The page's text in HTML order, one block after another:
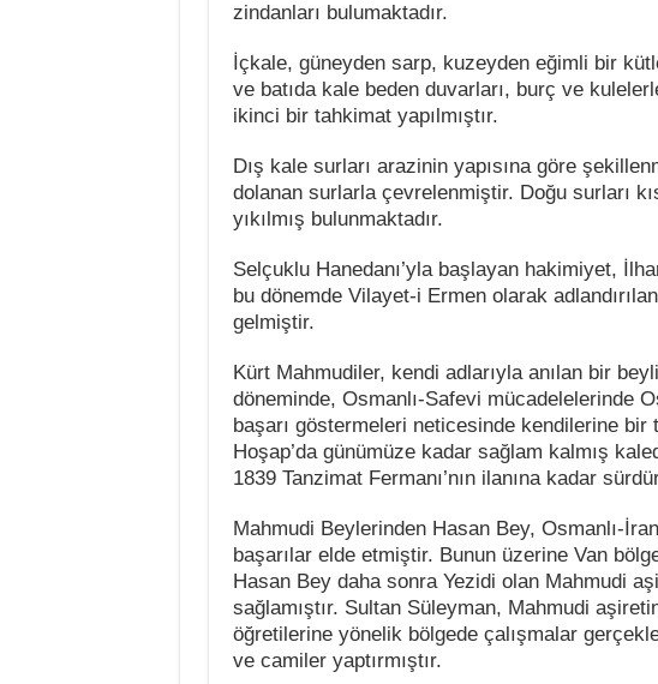
zindanları bulumaktadır.
İçkale, güneyden sarp, kuzeyden eğimli bir
ve batıda kale beden duvarları, burç ve
ikinci bir tahkimat yapılmıştır.
Dış kale surları arazinin yapısına göre
dolanan surlarla çevrelenmiştir. Doğu surları
yıkılmış bulunmaktadır.
Selçuklu Hanedanı’yla başlayan hakimiyet,
bu dönemde Vilayet-i Ermen olarak
gelmiştir.
Kürt Mahmudiler, kendi adlarıyla anılan bir
döneminde, Osmanlı-Safevi mücadelelerinde
başarı göstermeleri neticesinde kendilerine
Hoşap’da günümüze kadar sağlam kalmış
1839 Tanzimat Fermanı’nın ilanına kadar
Mahmudi Beylerinden Hasan Bey, Osmanlı-
başarılar elde etmiştir. Bunun üzerine Van
Hasan Bey daha sonra Yezidi olan Mahmudi
sağlamıştır. Sultan Süleyman, Mahmudi
öğretilerine yönelik bölgede çalışmalar
ve camiler yaptırmıştır.